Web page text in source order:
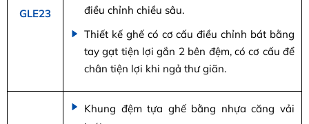
GLE23
điều chỉnh chiều sâu.
Thiết kế ghế có cơ cấu điều chỉnh bát bằng
tay gạt tiện lợi gắn 2 bên đệm, có cơ cấu để
chân tiện lợi khi ngả thư giãn.
Khung đệm tựa ghế bằng nhựa căng vải